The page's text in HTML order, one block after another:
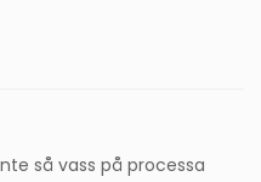
så vass på processa